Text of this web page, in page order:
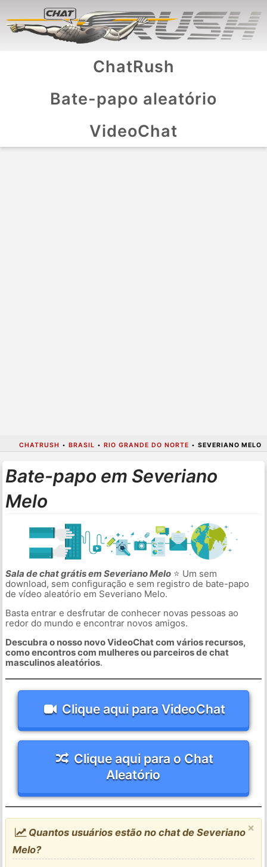
ChatRush
Bate-papo aleatório
VideoChat
CHATRUSH • BRASIL • RIO GRANDE DO NORTE • SEVERIANO MELO
Bate-papo em Severiano
Melo
Sala de chat grátis em Severiano Melo⭐ Um sem
download, sem configuração e sem registro de bate-papo
de vídeo aleatório em Severiano Melo.
Basta entrar e desfrutar de conhecer novas pessoas ao
redor do mundo e encontrar novos amigos.
Descubra o nosso novo VideoChat com vários recursos,
como encontros com mulheres ou parceiros de chat
masculinos aleatórios.
Clique aqui para VideoChat
Clique aqui para o Chat
Aleatório
×
Quantos usuários estão no chat de Severiano
Melo?